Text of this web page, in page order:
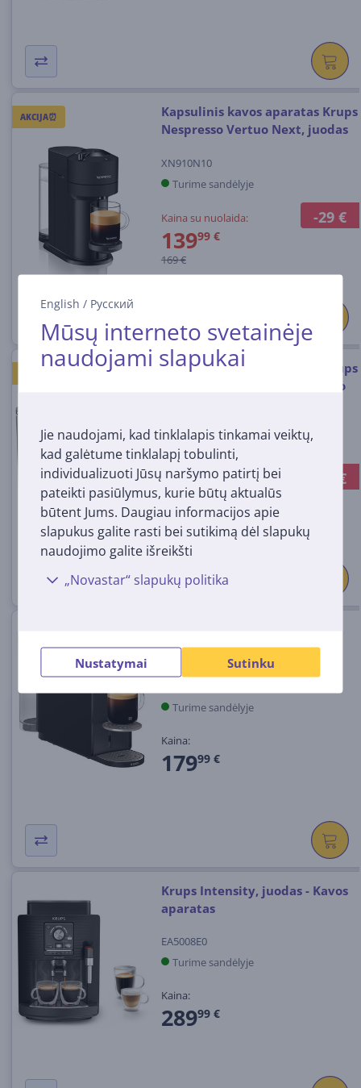
English / Русский
Mūsų interneto svetainėje
naudojami slapukai
Jie naudojami, kad tinklalapis tinkamai veiktų,
kad galėtume tinklalapį tobulinti,
individualizuoti Jūsų naršymo patirtį bei
pateikti pasiūlymus, kurie būtų aktualūs
būtent Jums. Daugiau informacijos apie
slapukus galite rasti bei sutikimą dėl slapukų
naudojimo galite išreikšti
„Novastar“ slapukų politika
Nustatymai Sutinku
AKCIJA⏰
-29 €
Kapsulinis kavos aparatas Krups
Nespresso Vertuo Next, juodas
XN910N10
Turime sandėlyje
Kaina su nuolaida:
13999 €
169 €
-19 €
Kapsulinis kavos aparatas Krups
Nespresso Vertuo Pop+, titano
Turime sandėlyje
Kaina su nuolaida:
139 99 €
159 €
juodas - Kapsulinis kavos
Turime sandėlyje
Kaina:
17999 €
Krups Intensity, juodas - Kavos
aparatas
EA5008E0
Turime sandėlyje
Kaina:
28999 €